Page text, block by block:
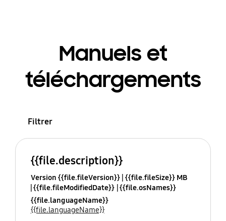
Manuels et
téléchargements
Filtrer
{{file.description}}
Version {{file.fileVersion}} {{file.fileSize}} MB
{{file.fileModifiedDate}} {{file.osNames}}
{{file.languageName}}
{{file.languageName}}